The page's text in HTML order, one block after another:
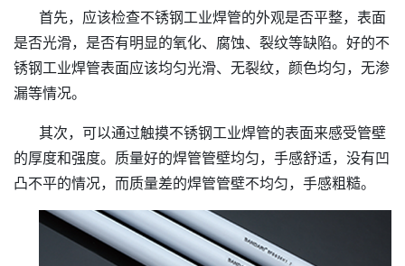
首先，应该检查不锈钢工业焊管的外观是否平整，表面
是否光滑，是否有明显的氧化、腐蚀、裂纹等缺陷。好的不
锈钢工业焊管表面应该均匀光滑、无裂纹，颜色均匀，无渗
漏等情况。
其次，可以通过触摸不锈钢工业焊管的表面来感受管壁
的厚度和强度。质量好的焊管管壁均匀，手感舒适，没有凹
凸不平的情况，而质量差的焊管管壁不均匀，手感粗糙。